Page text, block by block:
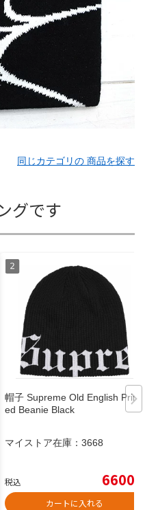
同じカテゴリの 商品を探す
グです
帽子 Supreme Old English Print
ed Beanie Black
マイストア在庫： 3668
税込 6600
カートに入れる